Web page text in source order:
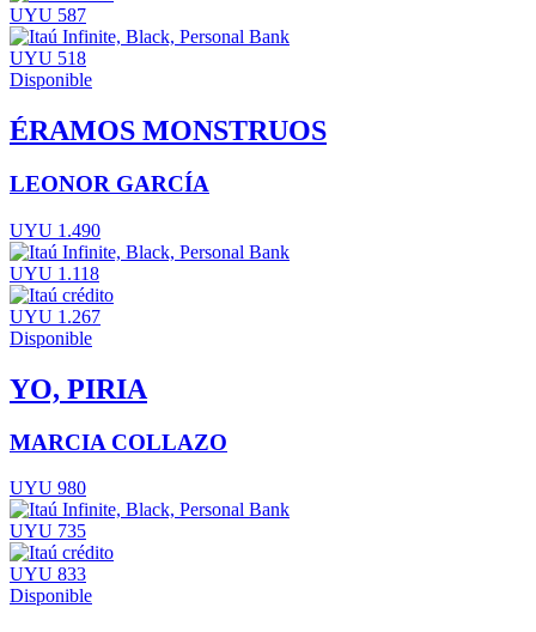
UYU 587
UYU 518
Disponible
ÉRAMOS MONSTRUOS
LEONOR GARCÍA
UYU 1.490
UYU 1.118
UYU 1.267
Disponible
YO, PIRIA
MARCIA COLLAZO
UYU 980
UYU 735
UYU 833
Disponible